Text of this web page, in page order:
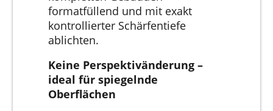
formatfüllend und mit exakt
kontrollierter Schärfentiefe
ablichten.
Keine Perspektivänderung –
ideal für spiegelnde
Oberflächen